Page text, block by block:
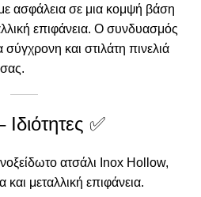
ασφάλεια σε μια κομψή βάση
επιφάνεια. Ο συνδυασμός
και στιλάτη πινελιά
✅
ατσάλι Inox Hollow,
μεταλλική επιφάνεια.